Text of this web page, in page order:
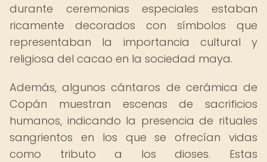
durante ceremonias especiales estaban
ricamente decorados con símbolos que
representaban la importancia cultural y
religiosa del cacao en la sociedad maya.
Además, algunos cántaros de cerámica de
Copán muestran escenas de sacrificios
humanos, indicando la presencia de rituales
sangrientos en los que se ofrecían vidas
como tributo a los dioses. Estas